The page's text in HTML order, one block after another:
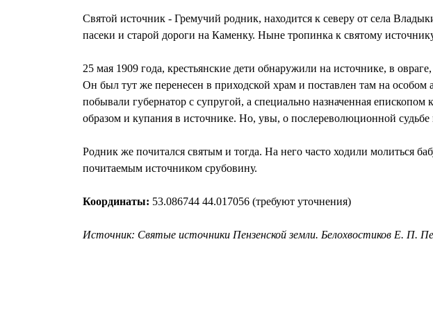
Святой источник - Гремучий родник, находится к северу от села
пасеки и старой дороги на Каменку. Ныне тропинка к святому
25 мая 1909 года, крестьянские дети обнаружили на источнике, в
Он был тут же перенесен в приходской храм и поставлен там на
побывали губернатор с супругой, а специально назначенная епископом
образом и купания в источнике. Но, увы, о послереволюционной судьбе
Родник же почитался святым и тогда. На него часто ходили молиться
почитаемым источником срубовину.
Координаты: 53.086744 44.017056 (требуют уточнения)
Источник: Святые источники Пензенской земли. Белохвостиков Е. П.